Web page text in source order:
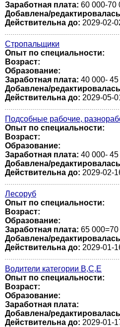
Заработная плата: 60 000-70
Добавлена/
Действительна до: 2029-02-
Стропальщики
Опыт по специальности:
Возраст:
Образование:
Заработная плата: 40 000-
Добавлена/
Действительна до: 2029-05-
Подсобные рабочие,
Опыт по специальности:
Возраст:
Образование:
Заработная плата: 40 000-
Добавлена/
Действительна до: 2029-02-
Лесоруб
Опыт по специальности:
Возраст:
Образование:
Заработная плата: 65
Добавлена/
Действительна до: 2029-01-
Водители категории В,С,Е
Опыт по специальности:
Возраст:
Образование:
Заработная плата:
Добавлена/
Действительна до: 2029-01-